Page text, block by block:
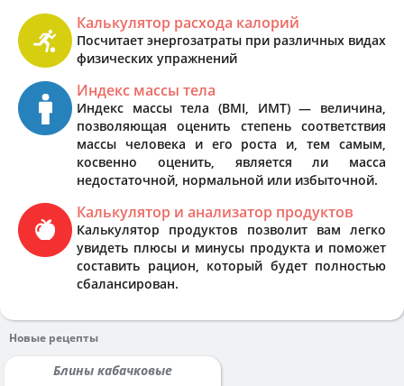
Калькулятор расхода калорий
Посчитает энергозатраты при различных видах
физических упражнений
Индекс массы тела
Индекс массы тела (BMI, ИМТ) — величина,
позволяющая оценить степень соответствия
массы человека и его роста и, тем самым,
косвенно оценить, является ли масса
недостаточной, нормальной или избыточной.
Калькулятор и анализатор продуктов
Калькулятор продуктов позволит вам легко
увидеть плюсы и минусы продукта и поможет
составить рацион, который будет полностью
сбалансирован.
Новые рецепты
Блины кабачковые